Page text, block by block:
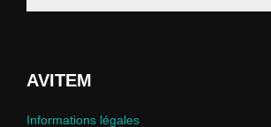
AVITEM
Informations légales